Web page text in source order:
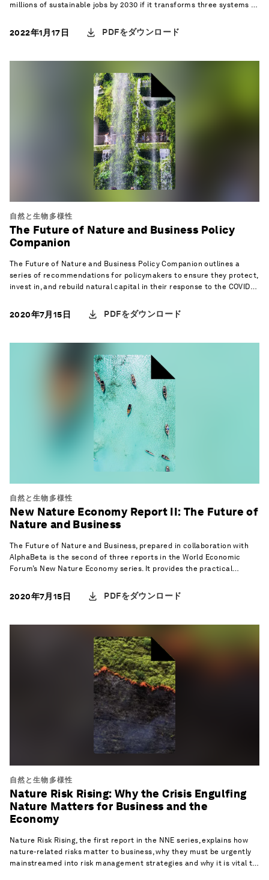
millions of sustainable jobs by 2030 if it transforms three systems at
Economic Forum’s New Nature Economy Report series.
2022年1月17日 PDFをダウンロード
自然と生物多様性
The Future of Nature and Business Policy
Companion
The Future of Nature and Business Policy Companion outlines a
series of recommendations for policymakers to ensure they protect,
invest in, and rebuild natural capital in their response to the COVID-
2020年7月15日 PDFをダウンロード
自然と生物多様性
New Nature Economy Report II: The Future of
Nature and Business
The Future of Nature and Business, prepared in collaboration with
AlphaBeta is the second of three reports in the World Economic
Forum’s New Nature Economy series. It provides the practical
needed nature-positive economy as the world prepares to recover
from the COVID-19 pandemic and resulting crisis. We are presented
way we eat, live, grow, build and power our lives.
2020年7月15日 PDFをダウンロード
自然と生物多様性
Nature Risk Rising: Why the Crisis Engulfing
Nature Matters for Business and the
Economy
Nature Risk Rising, the first report in the NNE series, explains how
nature-related risks matter to business, why they must be urgently
mainstreamed into risk management strategies and why it is vital to